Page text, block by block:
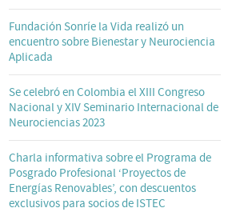
Fundación Sonríe la Vida realizó un
encuentro sobre Bienestar y Neurociencia
Aplicada
Se celebró en Colombia el XIII Congreso
Nacional y XIV Seminario Internacional de
Neurociencias 2023
Charla informativa sobre el Programa de
Posgrado Profesional ‘Proyectos de
Energías Renovables’, con descuentos
exclusivos para socios de ISTEC